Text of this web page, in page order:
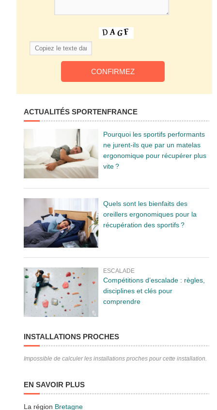
ACTUALITÉS SPORTENFRANCE
Pourquoi les sportifs performants
ne jurent-ils que par un matelas
ergonomique pour récupérer plus
vite ?
Quels sont les bienfaits des
oreillers ergonomiques pour la
récupération des sportifs ?
ESCALADE
Compétitions d’escalade : règles,
disciplines et clés pour
comprendre
INSTALLATIONS PROCHES
Impossible de calculer les installations proches pour cette installation.
EN SAVOIR PLUS
La région Bretagne